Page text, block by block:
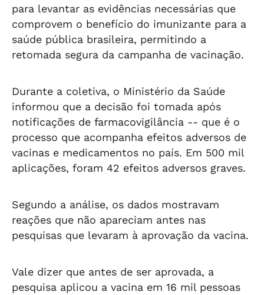
para levantar as evidências necessárias que
comprovem o benefício do imunizante para a
saúde pública brasileira, permitindo a
retomada segura da campanha de vacinação.
Durante a coletiva, o Ministério da Saúde
informou que a decisão foi tomada após
notificações de farmacovigilância -- que é o
processo que acompanha efeitos adversos de
vacinas e medicamentos no país. Em 500 mil
aplicações, foram 42 efeitos adversos graves.
Segundo a análise, os dados mostravam
reações que não apareciam antes nas
pesquisas que levaram à aprovação da vacina.
Vale dizer que antes de ser aprovada, a
pesquisa aplicou a vacina em 16 mil pessoas